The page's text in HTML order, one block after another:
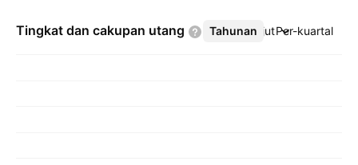
Tingkat dan cakupan utang Tahunan Per-kuartal
Lebih lanjut